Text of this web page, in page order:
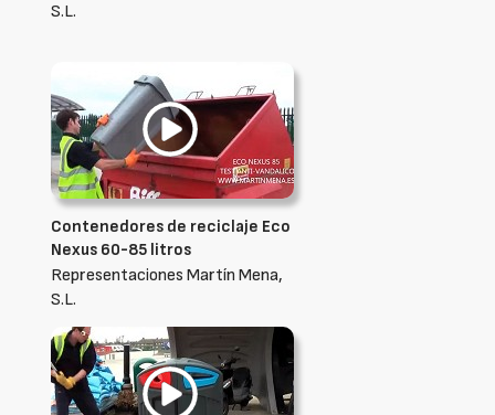
S.L.
Contenedores de reciclaje Eco
Nexus 60-85 litros
Representaciones Martín Mena,
S.L.